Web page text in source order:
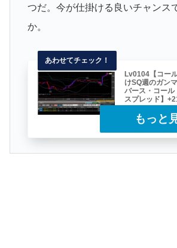
つだ。今が仕掛ける良いチャンス
か。
Lv0104【コー
けSQ週のガン
バース・コール
スプレッド】
リティ・トレード
マ・トレード」と